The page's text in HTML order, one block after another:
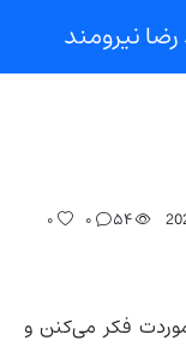
نیرومند
۵۴ ۰ ۰
موردت فکر می‌کنن و